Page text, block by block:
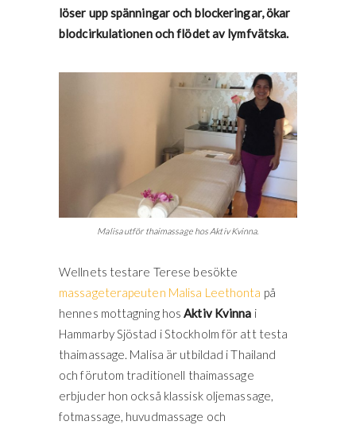
löser upp spänningar och blockeringar, ökar
blodcirkulationen och flödet av lymfvätska.
Malisa utför thaimassage hos Aktiv Kvinna.
Wellnets testare Terese besökte
massageterapeuten Malisa Leethonta på
hennes mottagning hosAktiv Kvinna i
Hammarby Sjöstad i Stockholm för att testa
thaimassage. Malisa är utbildad i Thailand
och förutom traditionell thaimassage
erbjuder hon också klassisk oljemassage,
fotmassage, huvudmassage och